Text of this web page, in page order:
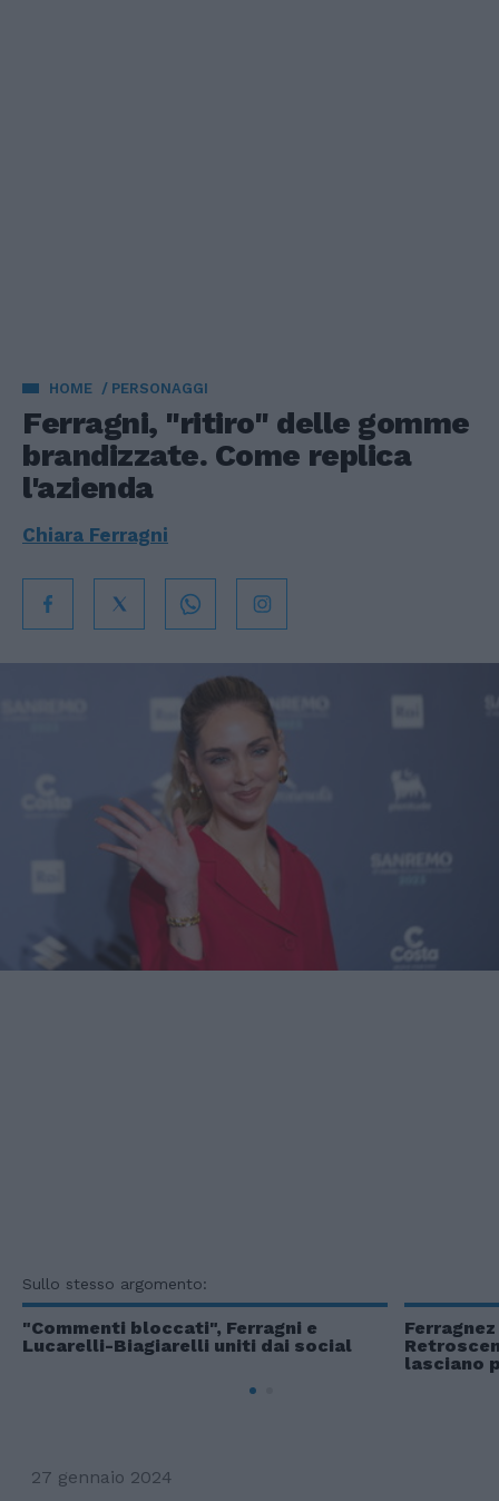
HOME PERSONAGGI
Ferragni, "ritiro" delle gomme
brandizzate. Come replica
l'azienda
Chiara Ferragni
Sullo stesso argomento:
"Commenti bloccati", Ferragni e
Lucarelli-Biagiarelli uniti dai social
lasciano
27 gennaio 2024